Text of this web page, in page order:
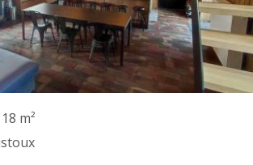
18 m²
Aménagement
Salle de bain:
Privée
Cuisine:
Commune
Superficie:
18 m
2
Pièces privées:
1
communautaire, calme